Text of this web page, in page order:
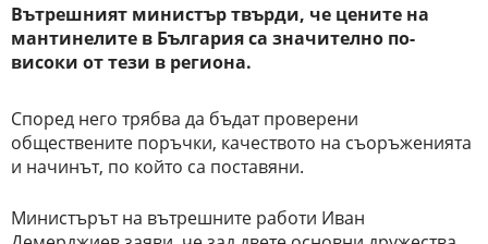
Вътрешният министър твърди, че цените на
мантинелите в България са значително по-
високи от тези в региона.
Според него трябва да бъдат проверени
обществените поръчки, качеството на съоръженията
и начинът, по който са поставяни.
Министърът на вътрешните работи Иван